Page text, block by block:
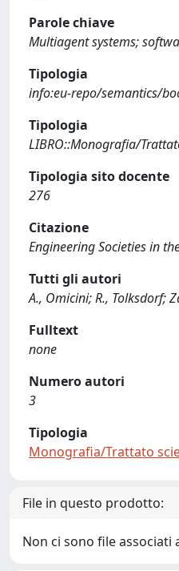
Parole chiave
Multiagent systems;
Tipologia
info:eu-repo/semantics/
Tipologia
LIBRO::Monografia/
Tipologia sito docente
276
Citazione
Engineering Societies in
Tutti gli autori
A., Omicini; R., Tolksdorf;
Fulltext
none
Numero autori
3
Tipologia
Monografia/Trattato
File in questo prodotto:
Non ci sono file